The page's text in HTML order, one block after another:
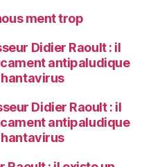
ment trop
Didier Raoult : il
antipaludique
Didier Raoult : il
antipaludique